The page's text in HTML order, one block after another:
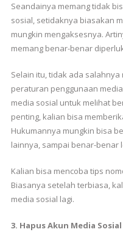
Seandainya memang tidak
sosial, setidaknya biasakan
mungkin mengaksesnya.
memang benar-benar
Selain itu, tidak ada
peraturan penggunaan
media sosial untuk melihat
penting, kalian bisa
Hukumannya mungkin bisa
lainnya, sampai benar-benar
Kalian bisa mencoba tips
Biasanya setelah terbiasa,
media sosial lagi.
3. Hapus Akun Media Sosial